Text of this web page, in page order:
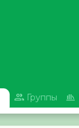
 Группы 